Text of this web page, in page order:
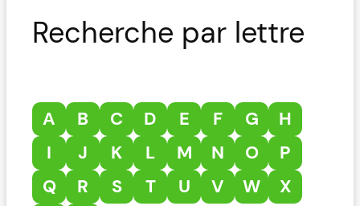
Recherche par lettre
A B C D E F G
H
I
J K L M N O
P
Q
R S T U V W
X